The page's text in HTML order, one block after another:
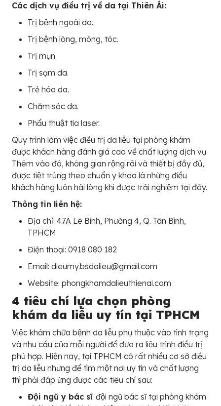
Các dịch vụ điều trị về da tại Thiên Ái:
Trị bệnh ngoài da.
Trị bệnh lông, móng, tóc.
Trị mụn.
Trị sạm da.
Trẻ hóa da.
Chăm sóc da.
Phẩu thuật tia laser.
Quy trình làm việc điều trị da liễu tại phòng khám
được khách hàng đánh giá cao về chất lượng dịch vụ.
Thêm vào đó, không gian rộng rãi và thiết bị đầy đủ,
được tiệt trùng theo chuẩn y khoa là những điều
khách hàng luôn hài lòng khi được trải nghiệm tại đây.
Thông tin liên hệ:
Địa chỉ: 47A Lê Bình, Phường 4, Q. Tân Bình,
TPHCM
Điện thoại: 0918 080 182
Email: dieumy.bsdalieu@gmail.com
Website: phongkhamdalieuthienai.com
4 tiêu chí lựa chọn phòng
khám da liễu uy tín tại TPHCM
Việc khám chữa bệnh da liễu phụ thuộc vào tình trạng
và nhu cầu của mỗi người để đưa ra liệu trình điều trị
phù hợp. Hiện nay, tại TPHCM có rất nhiều cơ sở điều
trị da liễu nhưng để tìm một nơi uy tín và chất lượng
thì phải đáp ứng được các tiêu chí sau:
Đội ngũ y bác sĩ: đội ngũ bác sĩ tại phòng khám